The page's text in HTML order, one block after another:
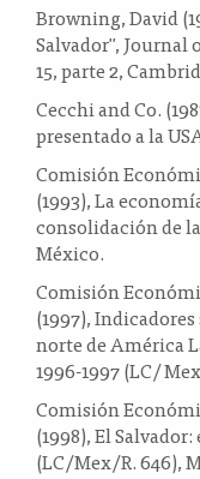
Browning, David
Salvador",
15, parte 2,
Cecchi and Co.
presentado a la
Comisión
(1993), La
consolidación de
México.
Comisión
(1997),
norte de América
1996-1997 (LC/
Comisión
(1998), El
(LC/Mex/R. 646),